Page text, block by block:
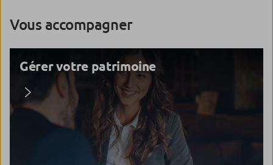
Vous accompagner
Gérer votre patrimoine